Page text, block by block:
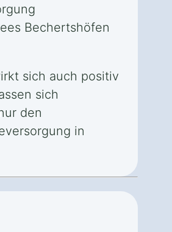
Bechertshöfen
sich auch positiv
sich
den
in